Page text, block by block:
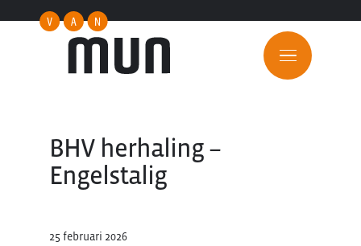
BHV herhaling –
Engelstalig
25 februari 2026